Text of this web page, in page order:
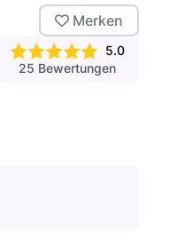
5.0
25 Bewertungen
Merken